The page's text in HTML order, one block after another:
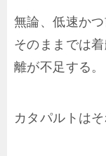
無論、低速か
そのままでは
離が不足する。
カタパルトは